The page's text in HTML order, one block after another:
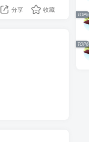
分享 收藏
TOP5
TOP6